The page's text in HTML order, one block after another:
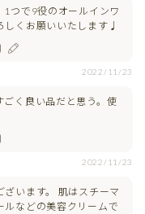
1つで9役のオールインワ
くお願いいたします♩
2022/11/23
ごく良い品だと思う。使
2022/11/23
います。 肌はスチーマ
ルなどの美容クリームで